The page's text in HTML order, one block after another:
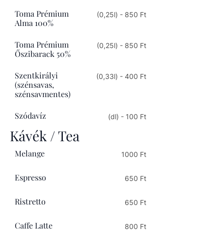
Toma Prémium
Alma 100%
(0,25l) - 850 Ft
Toma Prémium
Őszibarack 50%
(0,25l) - 850 Ft
Szentkirályi
(szénsavas,
szénsavmentes)
(0,33l) - 400 Ft
Szódavíz (dl) - 100 Ft
Kávék / Tea
Melange 1000 Ft
Espresso 650 Ft
Ristretto 650 Ft
Caffe Latte 800 Ft